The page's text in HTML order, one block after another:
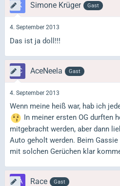
Simone Krüger Gast
4. September 2013
Das ist ja doll!!!
AceNeela Gast
4. September 2013
Wenn meine heiß war, hab ich
In meiner ersten OG durften
mitgebracht werden, aber dann
Auto geholt werden. Beim
mit solchen Gerüchen klar
Race Gast